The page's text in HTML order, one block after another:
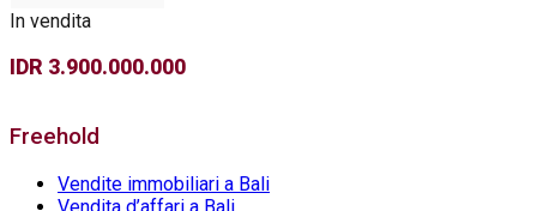
In vendita
IDR 3.900.000.000
Freehold
Vendite immobiliari a Bali
Vendita d’affari a Bali